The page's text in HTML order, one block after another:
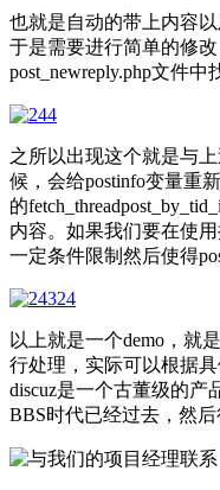
也就是自动的带上内容
于是需要进行简单的修
post_newreply.php文件中
之所以出现这个就是与
候，会给postinfo变量重
的
内容。如果我们要在使
一定条件限制然后使得
以上就是一个demo，就
行处理，实际可以根据
discuz是一个古董级的产
BBS时代已经过去，然